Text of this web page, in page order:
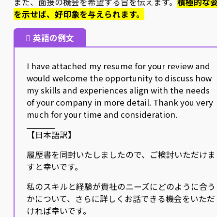
を示せば、好印象を与えられます。
英語の例文
I have attached my resume for your review and
would welcome the opportunity to discuss how
my skills and experiences align with the needs
of your company in more detail. Thank you very
much for your time and consideration.
【日本語訳】
履歴書を同封いたしましたので、ご検討いただけま
すと幸いです。
私のスキルと経験が貴社のニーズにどのように合う
かについて、さらに詳しくお話できる機会をいただ
ければ幸いです。